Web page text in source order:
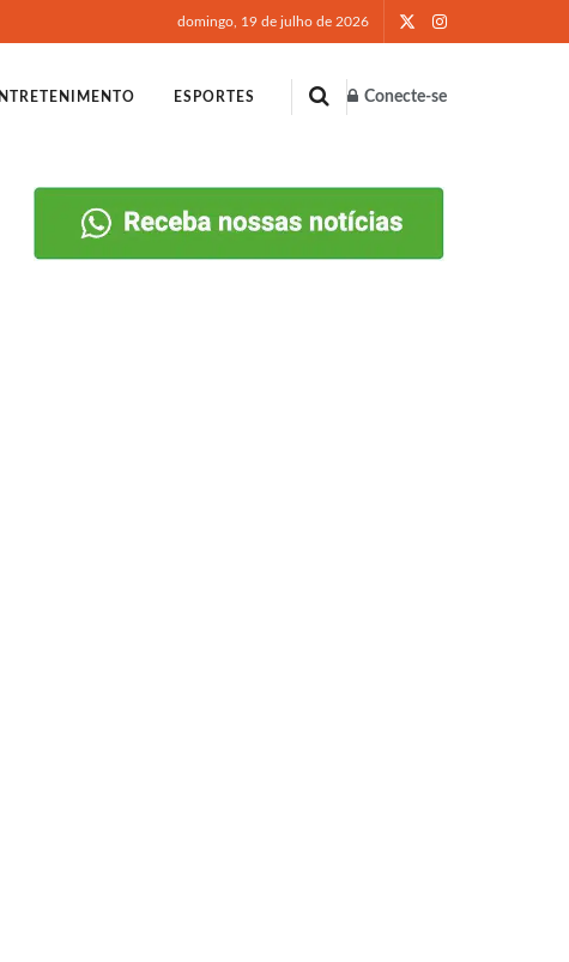
domingo, 19 de julho de 2026
ESPORTES Conecte-se